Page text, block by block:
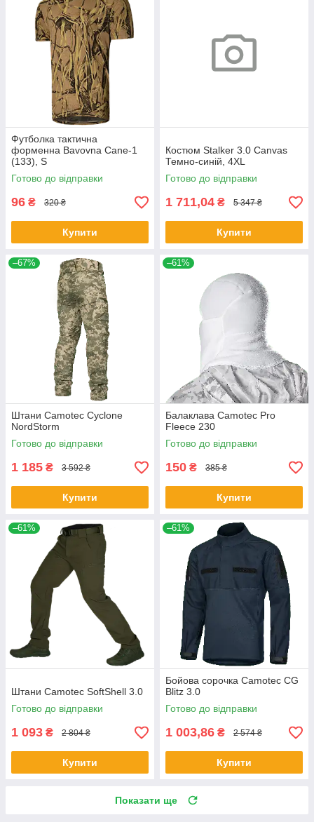
Футболка тактична
форменна Bavovna Cane-1
(133), S
Готово до відправки
96 ₴ 320 ₴
Купити
Костюм Stalker 3.0 Canvas
Темно-синій, 4XL
Готово до відправки
1 711,04 ₴ 5 347 ₴
Купити
–67%
Штани Camotec Cyclone
NordStorm
Готово до відправки
1 185 ₴ 3 592 ₴
Купити
–61%
Балаклава Camotec Pro
Fleece 230
Готово до відправки
150 ₴ 385 ₴
Купити
–61%
Штани Camotec SoftShell 3.0
Готово до відправки
1 093 ₴ 2 804 ₴
Купити
–61%
Бойова сорочка Camotec CG
Blitz 3.0
Готово до відправки
1 003,86 ₴ 2 574 ₴
Купити
Показати ще